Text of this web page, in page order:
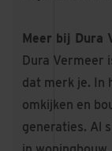
Meer bij Dura
Dura Vermeer
dat merk je. In
omkijken en
generaties. Al